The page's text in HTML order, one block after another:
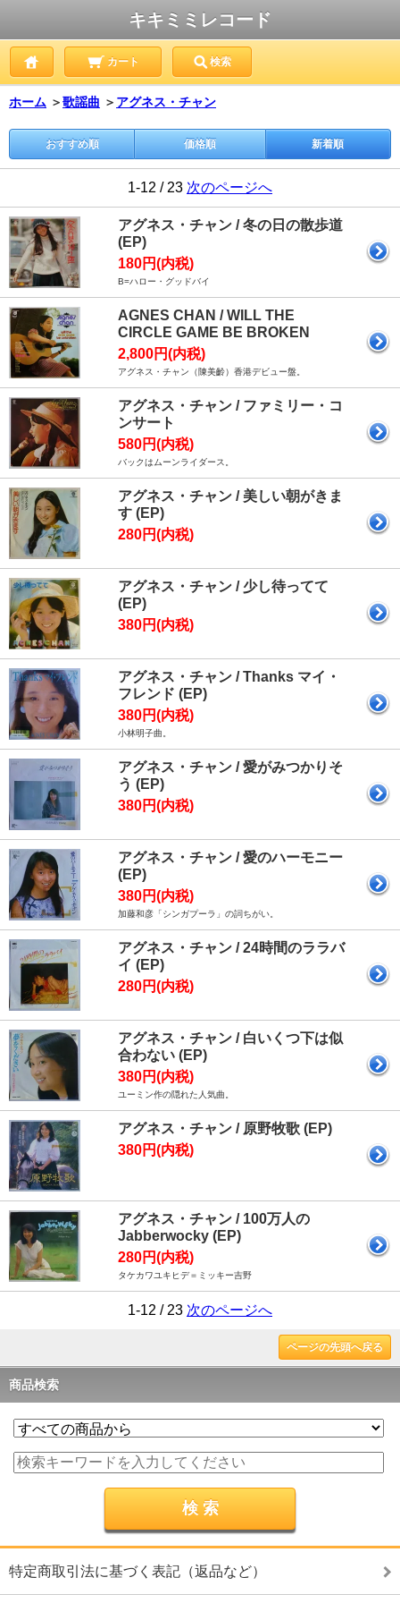
キキミミレコード
カート 検索
ホーム ＞歌謡曲 ＞ アグネス・チャン
おすすめ順 価格順 新着順
1-12 / 23 次のページへ
アグネス・チャン / 冬の日の散歩道
(EP)
180円(内税)
B=ハロー・グッドバイ
AGNES CHAN / WILL THE
CIRCLE GAME BE BROKEN
2,800円(内税)
アグネス・チャン（陳美齡）香港デビュー盤。
アグネス・チャン / ファミリー・コ
ンサート
580円(内税)
バックはムーンライダース。
アグネス・チャン / 美しい朝がきま
す (EP)
280円(内税)
アグネス・チャン / 少し待ってて
(EP)
380円(内税)
アグネス・チャン / Thanks マイ・
フレンド (EP)
380円(内税)
小林明子曲。
アグネス・チャン / 愛がみつかりそ
う (EP)
380円(内税)
アグネス・チャン / 愛のハーモニー
(EP)
380円(内税)
加藤和彦「シンガプーラ」の詞ちがい。
アグネス・チャン / 24時間のララバ
イ (EP)
280円(内税)
アグネス・チャン / 白いくつ下は似
合わない (EP)
380円(内税)
ユーミン作の隠れた人気曲。
アグネス・チャン / 原野牧歌 (EP)
380円(内税)
アグネス・チャン / 100万人の
Jabberwocky (EP)
280円(内税)
タケカワユキヒデ＝ミッキー吉野
1-12 / 23 次のページへ
ページの先頭へ戻る
商品検索
特定商取引法に基づく表記（返品など）